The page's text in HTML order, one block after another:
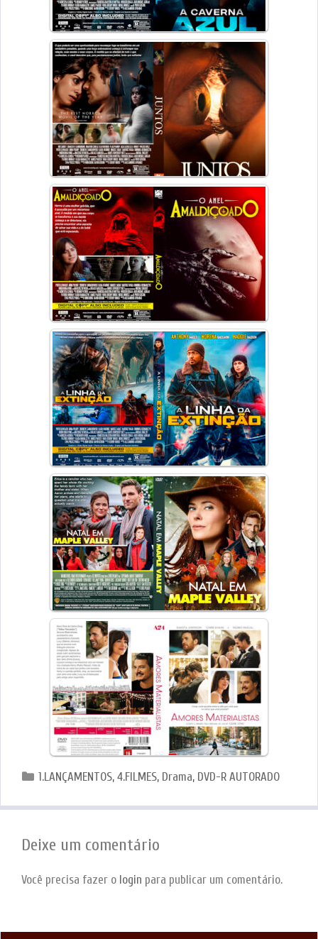
Categorias
1.LANÇAMENTOS,4.FILMES, Drama, DVD-R AUTORADO
Deixe um comentário
Você precisa fazer o login para publicar um comentário.